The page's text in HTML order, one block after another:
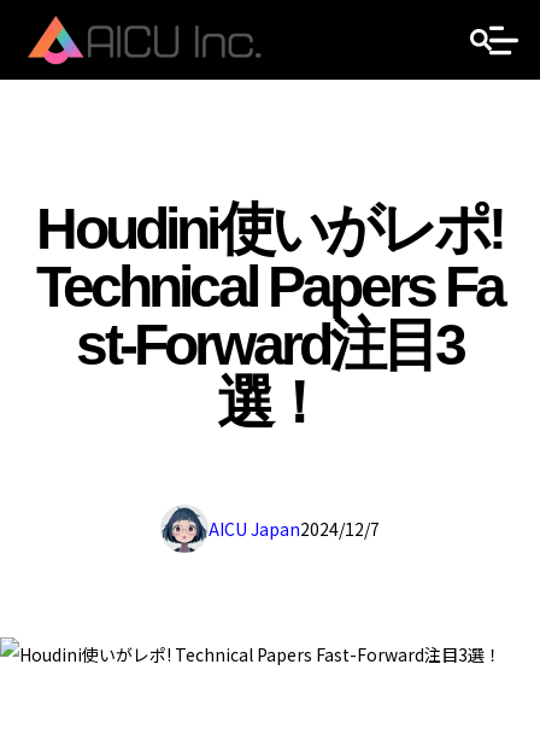
Houdini使いがレポ!
Technical Papers Fa
st-Forward注目3
選！
2024/12/7
AICU Japan